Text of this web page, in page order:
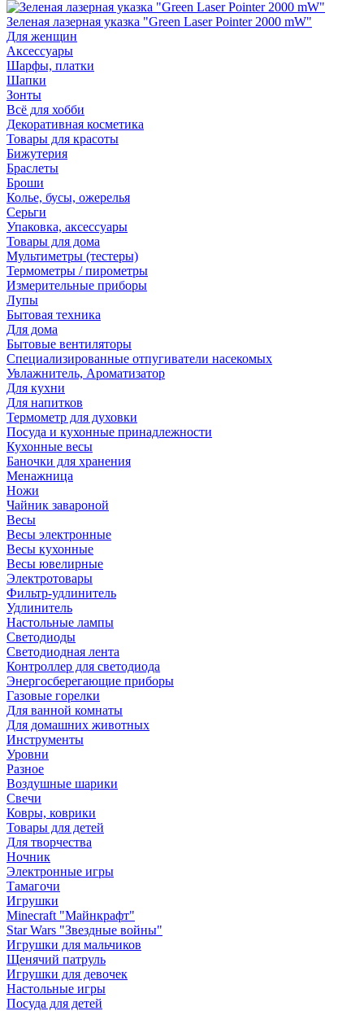
Зеленая лазерная указка "Green Laser Pointer 2000 mW"
Для женщин
Аксессуары
Шарфы, платки
Шапки
Зонты
Всё для хобби
Декоративная косметика
Товары для красоты
Бижутерия
Браслеты
Броши
Колье, бусы, ожерелья
Серьги
Упаковка, аксессуары
Товары для дома
Мультиметры (тестеры)
Термометры / пирометры
Измерительные приборы
Лупы
Бытовая техника
Для дома
Бытовые вентиляторы
Специализированные отпугиватели насекомых
Увлажнитель, Ароматизатор
Для кухни
Для напитков
Термометр для духовки
Посуда и кухонные принадлежности
Кухонные весы
Баночки для хранения
Менажница
Ножи
Чайник завароной
Весы
Весы электронные
Весы кухонные
Весы ювелирные
Электротовары
Фильтр-удлинитель
Удлинитель
Настольные лампы
Светодиоды
Светодиодная лента
Контроллер для светодиода
Энергосберегающие приборы
Газовые горелки
Для ванной комнаты
Для домашних животных
Инструменты
Уровни
Разное
Воздушные шарики
Свечи
Ковры, коврики
Товары для детей
Для творчества
Ночник
Электронные игры
Тамагочи
Игрушки
Minecraft "Майнкрафт"
Star Wars "Звездные войны"
Игрушки для мальчиков
Щенячий патруль
Игрушки для девочек
Настольные игры
Посуда для детей